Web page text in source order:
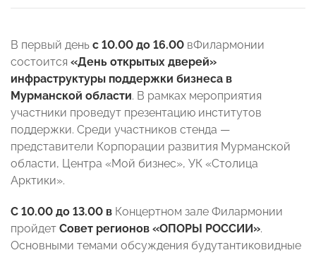
В первый день с 10.00 до 16.00 вФилармонии
состоится «День открытых дверей»
инфраструктуры поддержки бизнеса в
Мурманской области. В рамках мероприятия
участники проведут презентацию институтов
поддержки. Среди участников стенда —
представители Корпорации развития Мурманской
области, Центра «Мой бизнес», УК «Столица
Арктики».
С 10.00 до 13.00 в Концертном зале Филармонии
пройдет Совет регионов «ОПОРЫ РОССИИ».
Основными темами обсуждения будутантиковидные